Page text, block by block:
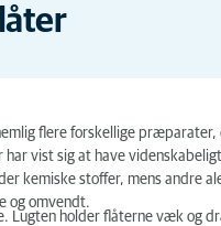
flere forskellige
vist sig at have
kemiske stoffer, mens andre
og omvendt.
Lugten holder flåterne væk og